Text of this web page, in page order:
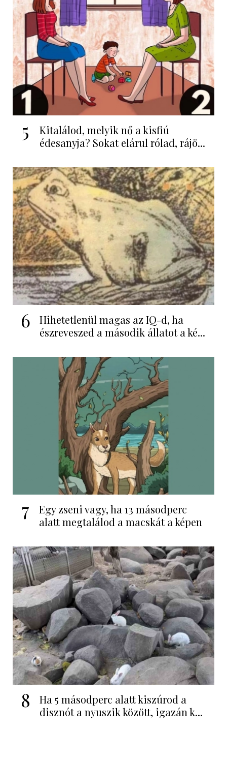
5
Kitalálod, melyik nő a kisfiú
édesanyja? Sokat elárul rólad, rájö...
6
Hihetetlenül magas az IQ-d, ha
észreveszed a második állatot a ké...
7
Egy zseni vagy, ha 13 másodperc
alatt megtalálod a macskát a képen
8
Ha 5 másodperc alatt kiszúrod a
disznót a nyuszik között, igazán k...